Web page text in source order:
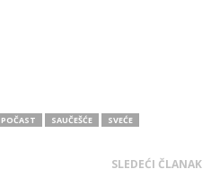
POČAST SAUČEŠĆE SVEĆE
SLEDEĆI ČLANAK